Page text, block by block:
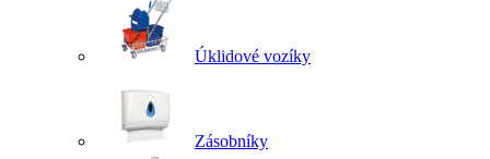
Úklidové vozíky
Zásobníky